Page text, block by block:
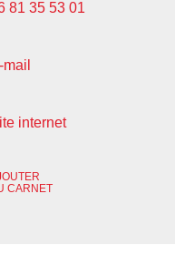
81 35 53 01
mail
internet
CARNET